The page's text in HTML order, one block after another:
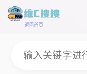
返回首页